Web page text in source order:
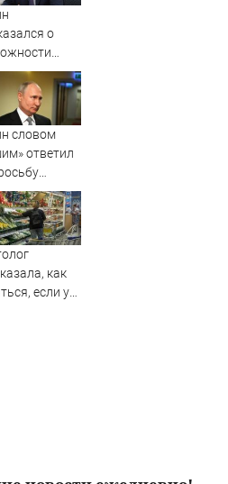
на
о
словом
ответил
как
если у